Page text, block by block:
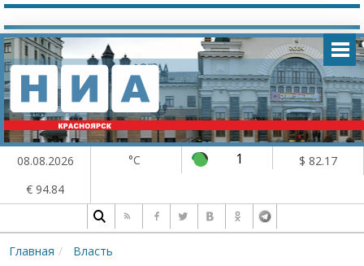
08.08.2026 °C 1
$ 82.17
€ 94.84
Главная Власть